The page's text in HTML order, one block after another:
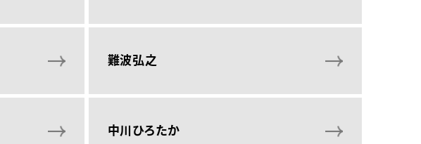
難波弘之
中川ひろたか